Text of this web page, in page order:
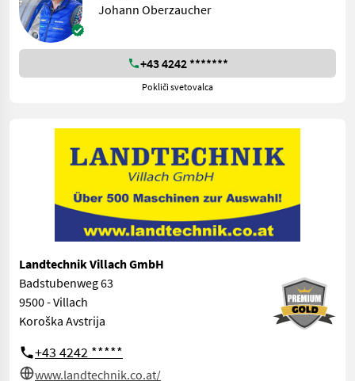
Johann Oberzaucher
+43 4242 *******
Pokliči svetovalca
Landtechnik Villach GmbH
Badstubenweg 63
9500 - Villach
Koroška Avstrija
+43 4242 *****
www.landtechnik.co.at/